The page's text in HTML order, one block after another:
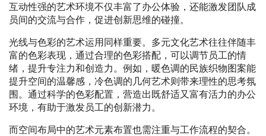
互动性强的艺术环境不仅丰富了办公体验，还能激发团队成
员间的交流与合作，促进创新思维的碰撞。
光线与色彩的艺术运用同样重要。多元文化艺术往往伴随丰
富的色彩表现，通过合理的色彩搭配，可以调节员工的情
绪，提升专注力和创造力。例如，暖色调的民族织物图案能
提升空间的温馨感，冷色调的几何艺术则带来理性的思考氛
围。通过科学的色彩配置，营造出既舒适又富有活力的办公
环境，有助于激发员工的创新潜力。
而空间布局中的艺术元素布置也需注重与工作流程的契合。